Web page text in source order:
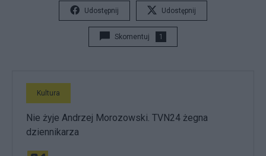
Udostępnij Udostępnij
Skomentuj 1
Kultura
Nie żyje Andrzej Morozowski. TVN24 żegna
dziennikarza